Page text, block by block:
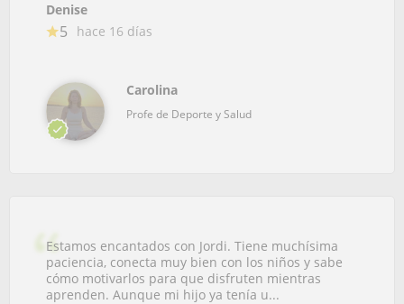
Denise
5 hace 16 días
Carolina
Profe de Deporte y Salud
Estamos encantados con Jordi. Tiene muchísima
paciencia, conecta muy bien con los niños y sabe
cómo motivarlos para que disfruten mientras
aprenden. Aunque mi hijo ya tenía u...